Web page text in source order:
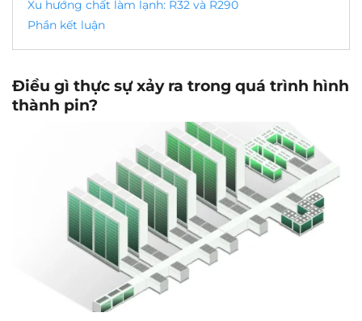
Xu hướng chất làm lạnh: R32 và R290
Phần kết luận
Điều gì thực sự xảy ra trong quá trình hình
thành pin?